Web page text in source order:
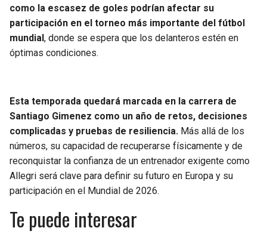
como la escasez de goles podrían afectar su
participación en el torneo más importante del fútbol
mundial , donde se espera que los delanteros estén en
óptimas condiciones.
Esta temporada quedará marcada en la carrera de
Santiago Gimenez como un año de retos, decisiones
complicadas y pruebas de resiliencia. Más allá de los
números, su capacidad de recuperarse físicamente y de
reconquistar la confianza de un entrenador exigente como
Allegri será clave para definir su futuro en Europa y su
participación en el Mundial de 2026.
Te puede interesar